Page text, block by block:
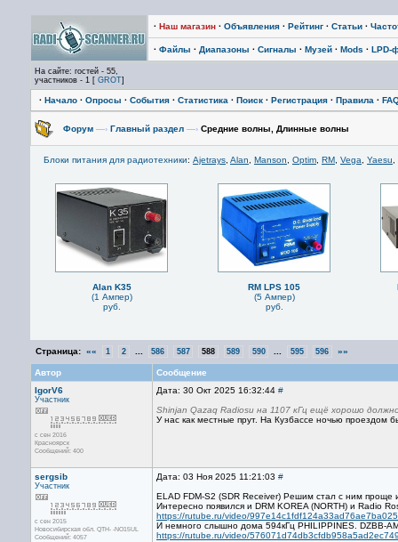
· Наш магазин · Объявления · Рейтинг · Статьи ·
· Файлы · Диапазоны · Сигналы · Музей · Mods · LPD-
На сайте: гостей - 55,
участников - 1 [ GROT]
· Начало · Опросы · События · Статистика · Поиск · Регистрация · Правила ·
Форум —› Главный раздел —› Средние волны, Длинные волны
Блоки питания для радиотехники: Ajetrays Alan Manson Optim RM Vega Yaesu
Alan K35
(1 Ампер)
руб.
RM LPS 105
(5 Ампер)
руб.
Страница: «« 1 2 586 587 588 589 590 595 596 »»
Автор
Сообщение
IgorV6
Участник
с сен 2016
Красноярск
Сообщений: 400
Дата: 30 Окт 2025 16:32:44 #
Shinjan Qazaq Radiosu на 1107 кГц ещё хорошо
У нас как местные прут. На Кузбассе ночью проездом
sergsib
Участник
с сен 2015
Новосибирская обл. QTH- -NO15UL
Сообщений: 4057
Дата: 03 Ноя 2025 11:21:03 #
ELAD FDM-S2 (SDR Receiver) Решим стал с ним
Интересно появился и DRM KOREA (NORTH) и Radio
https://rutube.ru/video/
И немного слышно дома 594кГц PHILIPPINES. DZBB-
https://rutube.ru/video/